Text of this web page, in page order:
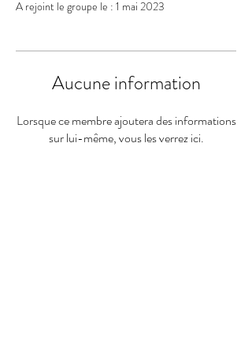
A rejoint le groupe le : 1 mai 2023
Aucune information
Lorsque ce membre ajoutera des informations
sur lui-même, vous les verrez ici.